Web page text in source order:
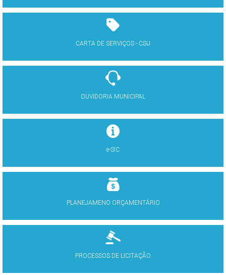
CARTA DE SERVIÇOS - CSU
OUVIDORIA MUNICIPAL
e-SIC
PLANEJAMENO ORÇAMENTÁRIO
PROCESSOS DE LICITAÇÃO